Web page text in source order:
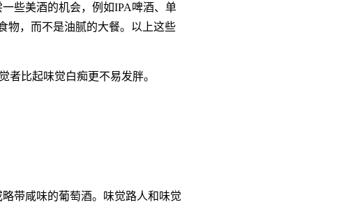
些美酒的机会，例如IPA啤酒、单
物，而不是油腻的大餐。以上这些
者比起味觉白痴更不易发胖。
带咸味的葡萄酒。味觉路人和味觉